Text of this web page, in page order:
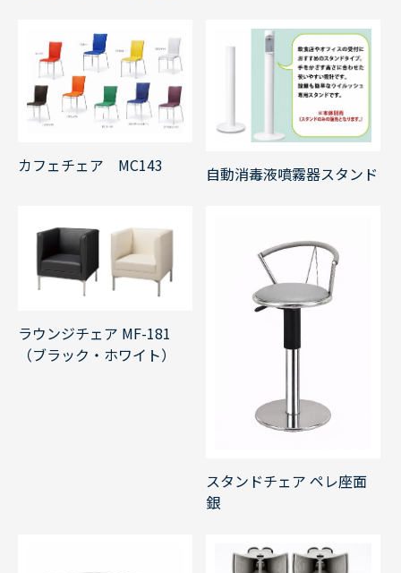
カフェチェア MC143 自動消毒液噴霧器スタンド
ラウンジチェア MF-181
（ブラック・ホワイト）
スタンドチェア ペレ座面
銀